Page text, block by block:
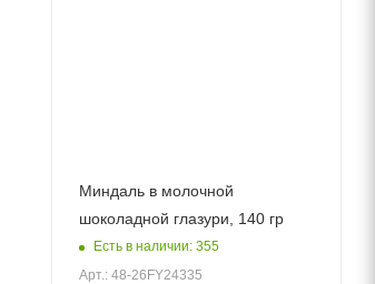
Миндаль в молочной
шоколадной глазури, 140 гр
Есть в наличии: 355
Арт.: 48-26FY24335